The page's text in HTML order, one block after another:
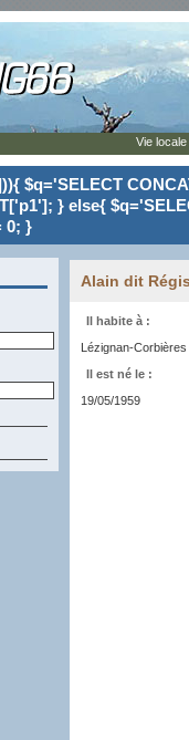
$q='SELECT
} else{
0; }
Alain dit
Il habite à :
Lézignan-Corbières
Il est né le :
19/05/1959
Vie